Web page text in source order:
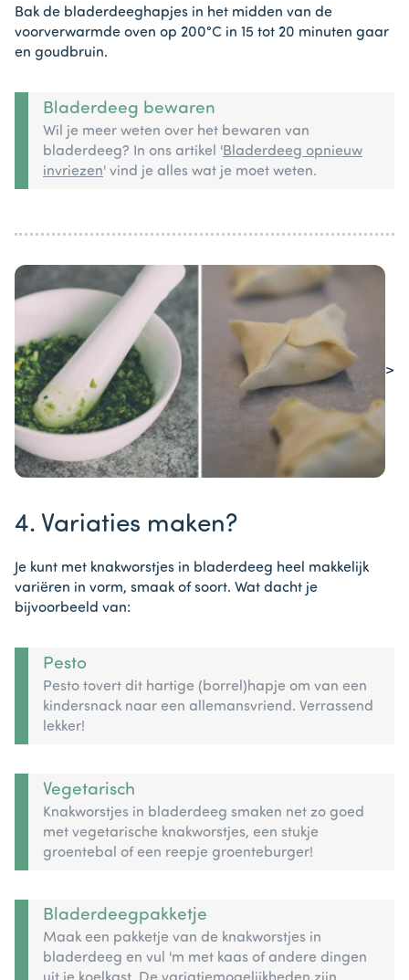
Bak de bladerdeeghapjes in het midden van de
voorverwarmde oven op 200°C in 15 tot 20 minuten gaar
en goudbruin.
Bladerdeeg bewaren
Wil je meer weten over het bewaren van
bladerdeeg? In ons artikel 'Bladerdeeg opnieuw
invriezen' vind je alles wat je moet weten.
>
of
4. Variaties maken?
Je kunt met knakworstjes in bladerdeeg heel makkelijk
variëren in vorm, smaak of soort. Wat dacht je
bijvoorbeeld van:
Pesto
Pesto tovert dit hartige (borrel)hapje om van een
kindersnack naar een allemansvriend. Verrassend
lekker!
Vegetarisch
Knakworstjes in bladerdeeg smaken net zo goed
met vegetarische knakworstjes, een stukje
groentebal of een reepje groenteburger!
Bladerdeegpakketje
Maak een pakketje van de knakworstjes in
bladerdeeg en vul 'm met kaas of andere dingen